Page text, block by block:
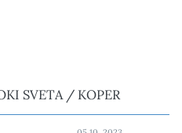
SVETA / KOPER